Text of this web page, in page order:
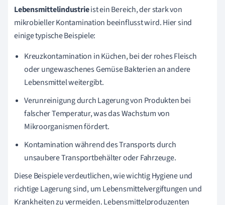
Lebensmittelindustrieist ein Bereich, der stark von
mikrobieller Kontamination beeinflusst wird. Hier sind
einige typische Beispiele:
Kreuzkontamination in Küchen, bei der rohes Fleisch
oder ungewaschenes Gemüse Bakterien an andere
Lebensmittel weitergibt.
Verunreinigung durch Lagerung von Produkten bei
falscher Temperatur, was das Wachstum von
Mikroorganismen fördert.
Kontamination während des Transports durch
unsaubere Transportbehälter oder Fahrzeuge.
Diese Beispiele verdeutlichen, wie wichtig Hygiene und
richtige Lagerung sind, um Lebensmittelvergiftungen und
Krankheiten zu vermeiden. Lebensmittelproduzenten